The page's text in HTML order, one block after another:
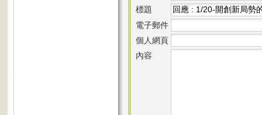
標題
電子郵件
個人網頁
內容